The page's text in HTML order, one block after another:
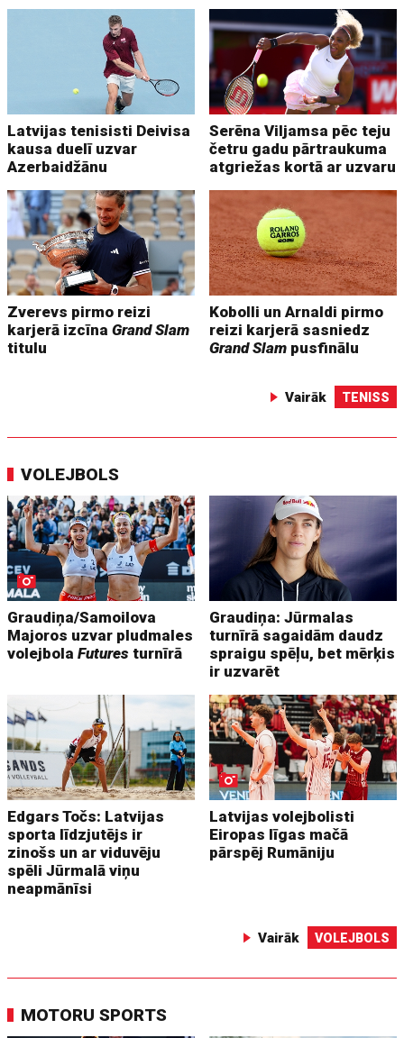
Latvijas tenisisti Deivisa
kausa duelī uzvar
Azerbaidžānu
Serēna Viljamsa pēc teju
četru gadu pārtraukuma
atgriežas kortā ar uzvaru
Zverevs pirmo reizi
karjerā izcīnaGrand Slam
titulu
Kobolli un Arnaldi pirmo
reizi karjerā sasniedz
Grand Slam pusfinālu
Vairāk TENISS
VOLEJBOLS
Graudiņa/Samoilova
Majoros uzvar pludmales
volejbolaFutures turnīrā
Graudiņa: Jūrmalas
turnīrā sagaidām daudz
spraigu spēļu, bet mērķis
ir uzvarēt
Edgars Točs: Latvijas
sporta līdzjutējs ir
zinošs un ar viduvēju
spēli Jūrmalā viņu
neapmānīsi
Latvijas volejbolisti
Eiropas līgas mačā
pārspēj Rumāniju
Vairāk VOLEJBOLS
MOTORU SPORTS